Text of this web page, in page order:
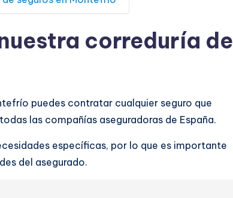
correduría de
puedes contratar cualquier seguro que
las compañías aseguradoras de España.
específicas, por lo que es importante
del asegurado.